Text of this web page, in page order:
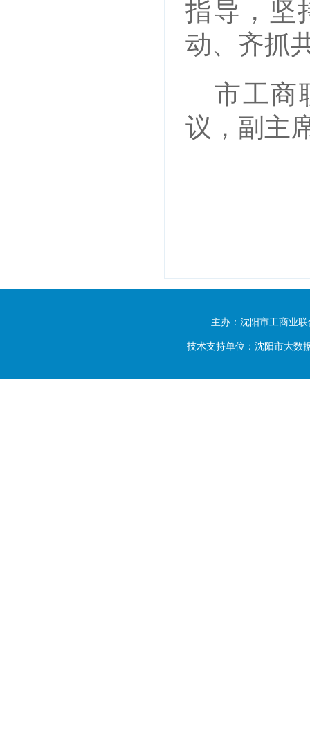
指导，坚
动、齐抓
市工商
议，副主
主办：沈阳市工商业
技术支持单位：沈阳市大数